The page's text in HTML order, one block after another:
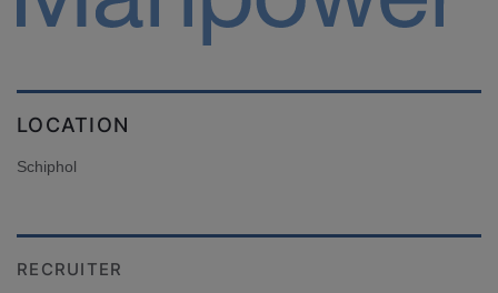
LOCATION
Schiphol
RECRUITER